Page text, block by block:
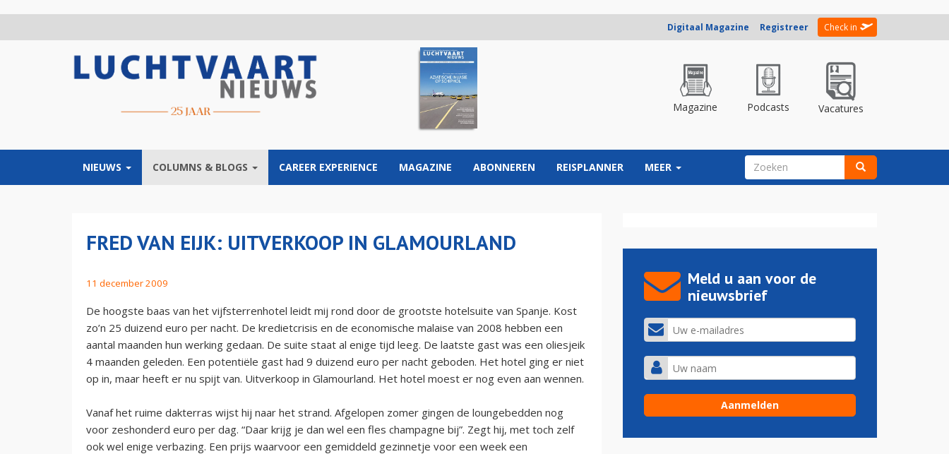
Digitaal Magazine Registreer Check in
Magazine Podcasts Vacatures
NIEUWS COLUMNS & BLOGS CAREER EXPERIENCE MAGAZINE ABONNEREN REISPLANNER MEER ZOEKVELD
FRED VAN EIJK: UITVERKOOP IN GLAMOURLAND
11 december 2009
De hoogste baas van het vijfsterrenhotel leidt mij rond door de grootste hotelsuite van Spanje. Kost
zo’n 25 duizend euro per nacht. De kredietcrisis en de economische malaise van 2008 hebben een
aantal maanden hun werking gedaan. De suite staat al enige tijd leeg. De laatste gast was een oliesjeik
4 maanden geleden. Een potentiële gast had 9 duizend euro per nacht geboden. Het hotel ging er niet
op in, maar heeft er nu spijt van. Uitverkoop in Glamourland. Het hotel moest er nog even aan wennen.
Vanaf het ruime dakterras wijst hij naar het strand. Afgelopen zomer gingen de loungebedden nog
voor zeshonderd euro per dag. “Daar krijg je dan wel een fles champagne bij”. Zegt hij, met toch zelf
ook wel enige verbazing. Een prijs waarvoor een gemiddeld gezinnetje voor een week een
Meld u aan voor de
nieuwsbrief